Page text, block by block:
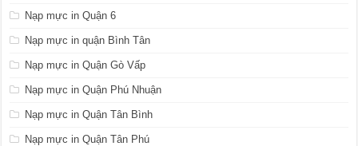
Nạp mực in Quận 6
Nạp mực in quận Bình Tân
Nạp mực in Quận Gò Vấp
Nạp mực in Quận Phú Nhuận
Nạp mực in Quận Tân Bình
Nạp mực in Quận Tân Phú